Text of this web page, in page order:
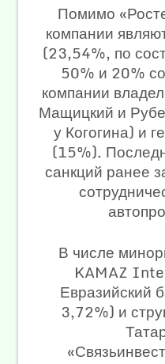
Помимо
компании
(23,54%, по
50% и 20%
компании
Мащицкий и
у Когогина) и
(15%).
санкций ранее
В числе
KAMAZ
Евразийский
3,72%) и